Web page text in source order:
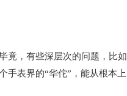
，有些深层次的问题，比如
手表界的“华佗”，能从根本上